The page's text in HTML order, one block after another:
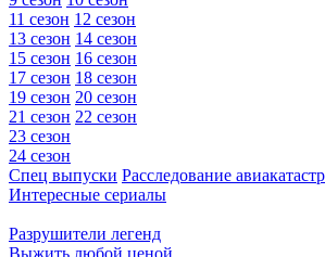
11 сезон 12 сезон
13 сезон 14 сезон
15 сезон 16 сезон
17 сезон 18 сезон
19 сезон 20 сезон
21 сезон 22 сезон
23 сезон
24 сезон
Спец выпуски Расследование
Интересные сериалы
Разрушители легенд
Выжить любой ценой